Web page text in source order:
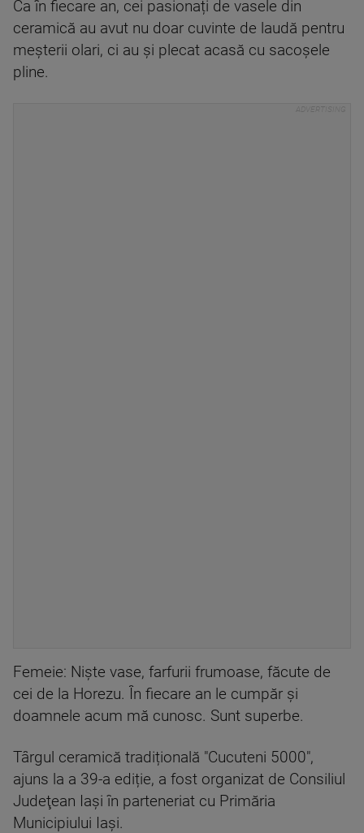
Ca în fiecare an, cei pasionați de vasele din
ceramică au avut nu doar cuvinte de laudă pentru
meșterii olari, ci au și plecat acasă cu sacoșele
pline.
Femeie: Niște vase, farfurii frumoase, făcute de
cei de la Horezu. În fiecare an le cumpăr și
doamnele acum mă cunosc. Sunt superbe.
Târgul ceramică tradițională "Cucuteni 5000",
ajuns la a 39-a ediție, a fost organizat de Consiliul
Judeţean Iaşi în parteneriat cu Primăria
Municipiului Iaşi.